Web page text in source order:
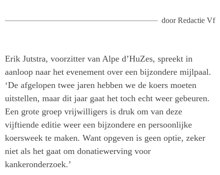
doorRedactie Vf
Erik Jutstra, voorzitter van Alpe d’HuZes, spreekt in
aanloop naar het evenement over een bijzondere mijlpaal.
‘De afgelopen twee jaren hebben we de koers moeten
uitstellen, maar dit jaar gaat het toch echt weer gebeuren.
Een grote groep vrijwilligers is druk om van deze
vijftiende editie weer een bijzondere en persoonlijke
koersweek te maken. Want opgeven is geen optie, zeker
niet als het gaat om donatiewerving voor
kankeronderzoek.’